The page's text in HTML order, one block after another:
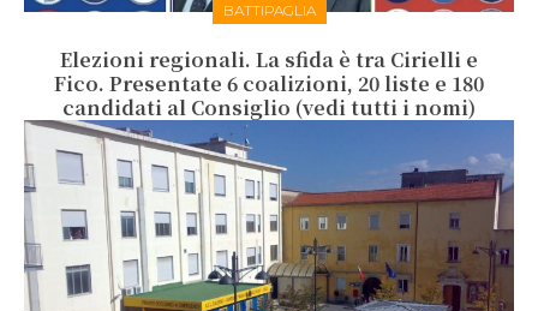
BATTIPAGLIA
Elezioni regionali. La sfida è tra Cirielli e
Fico. Presentate 6 coalizioni, 20 liste e 180
candidati al Consiglio (vedi tutti i nomi)